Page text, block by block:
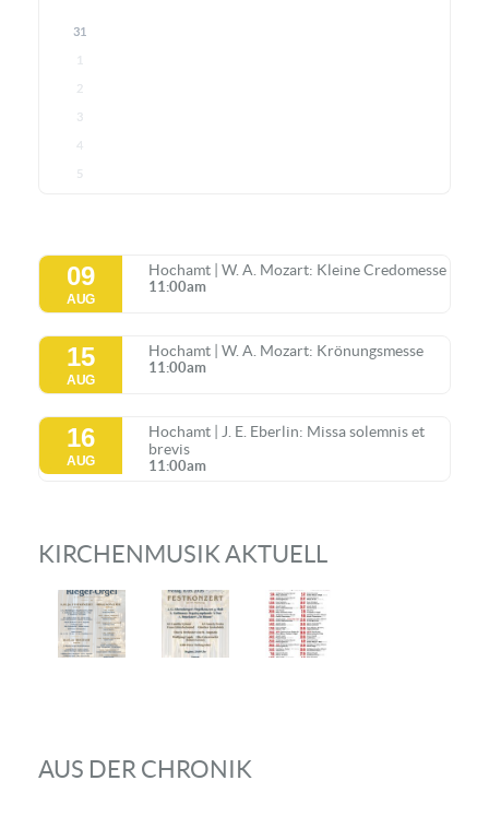
31
1
2
3
4
5
09
AUG
Hochamt | W. A. Mozart: Kleine Credomesse
11:00am
15
AUG
Hochamt | W. A. Mozart: Krönungsmesse
11:00am
16
AUG
Hochamt | J. E. Eberlin: Missa solemnis et
brevis
11:00am
KIRCHENMUSIK AKTUELL
AUS DER CHRONIK